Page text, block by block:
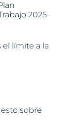
2025-
el límite a la
sobre